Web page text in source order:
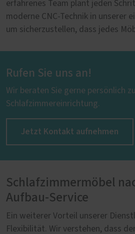
erfahrenes Team plant jeden
moderne CNC-Technik in unserer
um sicherzustellen, dass jedes
Rufen Sie uns an!
Wir beraten Sie gerne persönlich
Schlafzimmereinrichtung.
Jetzt Kontakt aufnehmen
Schlafzimmermöbel
Aufbau-Service
Ein weiterer Vorteil unserer
Flexibilität. Wir verstehen, dass